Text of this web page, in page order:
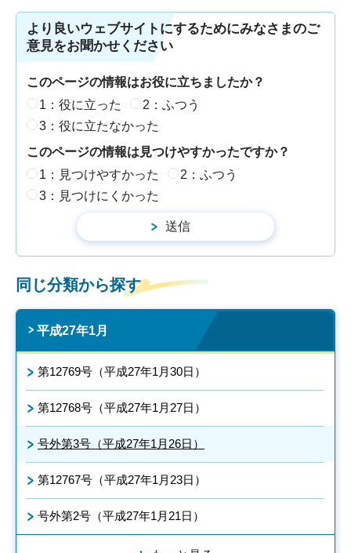
より良いウェブサイトにするためにみなさまのご
意見をお聞かせください
このページの情報はお役に立ちましたか？
1：役に立った
2：ふつう
3：役に立たなかった
このページの情報は見つけやすかったですか？
1：見つけやすかった
2：ふつう
3：見つけにくかった
同じ分類から探す
平成27年1月
第12769号（平成27年1月30日）
第12768号（平成27年1月27日）
号外第3号（平成27年1月26日）
第12767号（平成27年1月23日）
号外第2号（平成27年1月21日）